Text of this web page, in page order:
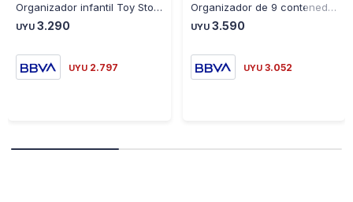
Organizador infantil Toy Story de 6 contenedores - AZUL
UYU 3.290
UYU 2.797
Organizador de 9 contenedores de plástico rosado y fucsia - ROSA-BLANCO
UYU 3.590
UYU 3.052